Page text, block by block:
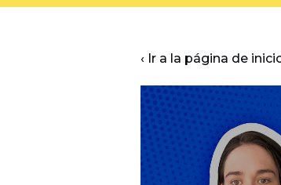
‹ Ir a la página de